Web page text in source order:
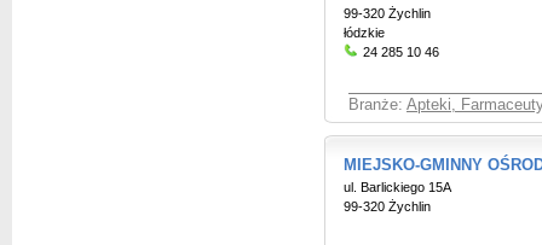
99-320 Żychlin
łódzkie
24 285 10 46
Branże: Apteki,
MIEJSKO-GMINNY
ul. Barlickiego 15A
99-320 Żychlin